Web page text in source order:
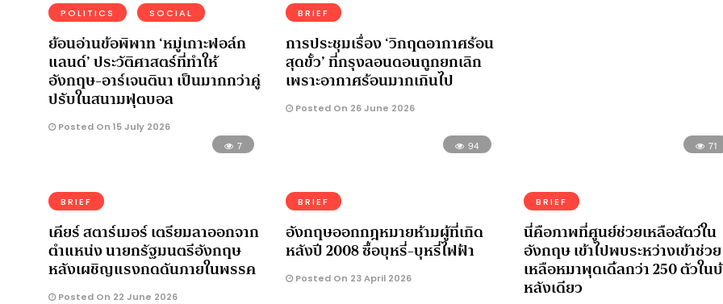
POLITICS SOCIAL
ย้อนอ่านข้อพิพาท ‘หมู่เกาะฟอล์ก
แลนด์’ ประวัติศาสตร์ที่ทำให้
อังกฤษ-อาร์เจนตินา เป็นมากกว่าคู่
ปรับในสนามฟุตบอล
Posted On 15 July 2026
BRIEF
การประชุมเรื่อง ‘วิกฤตอากาศร้อน
สุดขั้ว’ ที่กรุงลอนดอนถูกยกเลิก
เพราะอากาศร้อนมากเกินไป
Posted On 26 June 2026
7
BRIEF
เคียร์ สตาร์เมอร์ เตรียมลาออกจาก
ตำแหน่ง นายกรัฐมนตรีอังกฤษ
หลังเผชิญแรงกดดันภายในพรรค
Posted On 22 June 2026
94
BRIEF
อังกฤษออกกฎหมายห้ามผู้ที่เกิด
หลังปี 2008 ซื้อบุหรี่-บุหรี่ไฟฟ้า
Posted On 23 April 2026
71
BRIEF
นี่คือภาพที่ศูนย์ช่วยเหลือสัตว์ใน
อังกฤษ เข้าไปพบระหว่างเข้าช่วย
เหลือหมาพุดเดิ้ลกว่า 250 ตัวใน
หลังเดียว